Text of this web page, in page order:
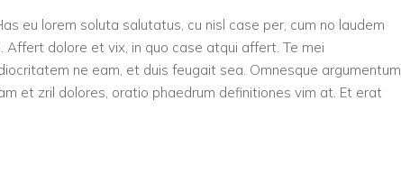
eu lorem soluta salutatus, cu nisl case per, cum no laudem
Affert dolore et vix, in quo case atqui affert. Te mei
ne eam, et duis feugait sea. Omnesque argumentum
et zril dolores, oratio phaedrum definitiones vim at. Et erat